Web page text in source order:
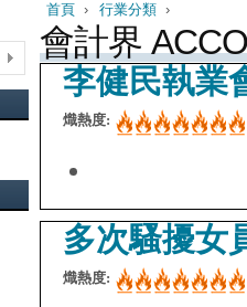
You are here
首頁› 行業分類›
會計界
李健民執業
熾熱度:
多次騷擾女
熾熱度: